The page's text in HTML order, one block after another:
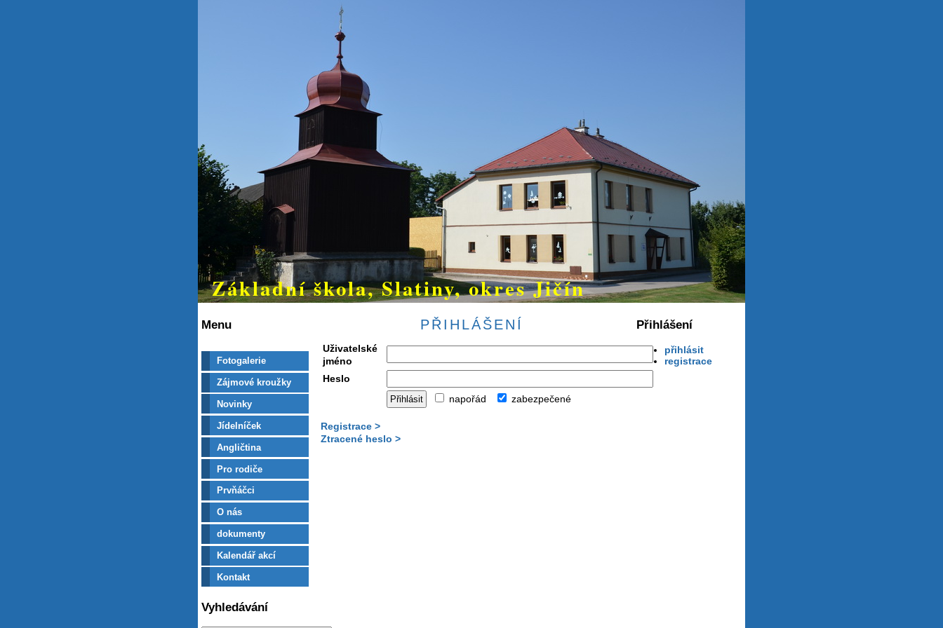
Základní škola, Slatiny, okres Jičín
Menu
Fotogalerie
Zájmové kroužky
Novinky
Jídelníček
Angličtina
Pro rodiče
Prvňáčci
O nás
dokumenty
Kalendář akcí
Kontakt
Vyhledávání
Přihlášení
přihlásit
registrace
PŘIHLÁŠENÍ
Uživatelské
jméno
Heslo
napořád
zabezpečené
Registrace >
Ztracené heslo >